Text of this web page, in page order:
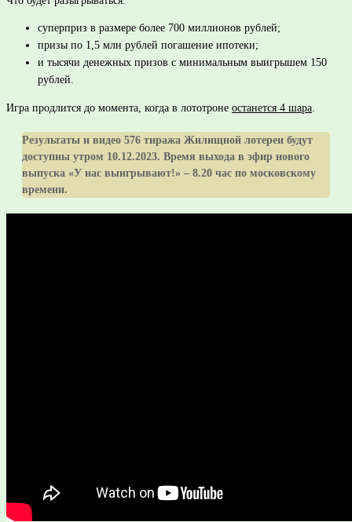
суперприз в размере более 700 миллионов рублей;
призы по 1,5 млн рублей погашение ипотеки;
и тысячи денежных призов с минимальным выигрышем 150
рублей.
Игра продлится до момента, когда в лототроне останется 4 шара.
Результаты и видео 576 тиража Жилищной лотереи будут
доступны утром 10.12.2023. Время выхода в эфир нового
выпуска «У нас выигрывают!» – 8.20 час по московскому
времени.